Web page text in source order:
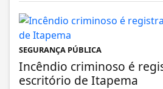
SEGURANÇA PÚBLICA
Incêndio criminoso é
escritório de Itapema